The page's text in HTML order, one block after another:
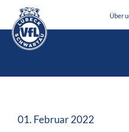
Über
01. Februar 2022